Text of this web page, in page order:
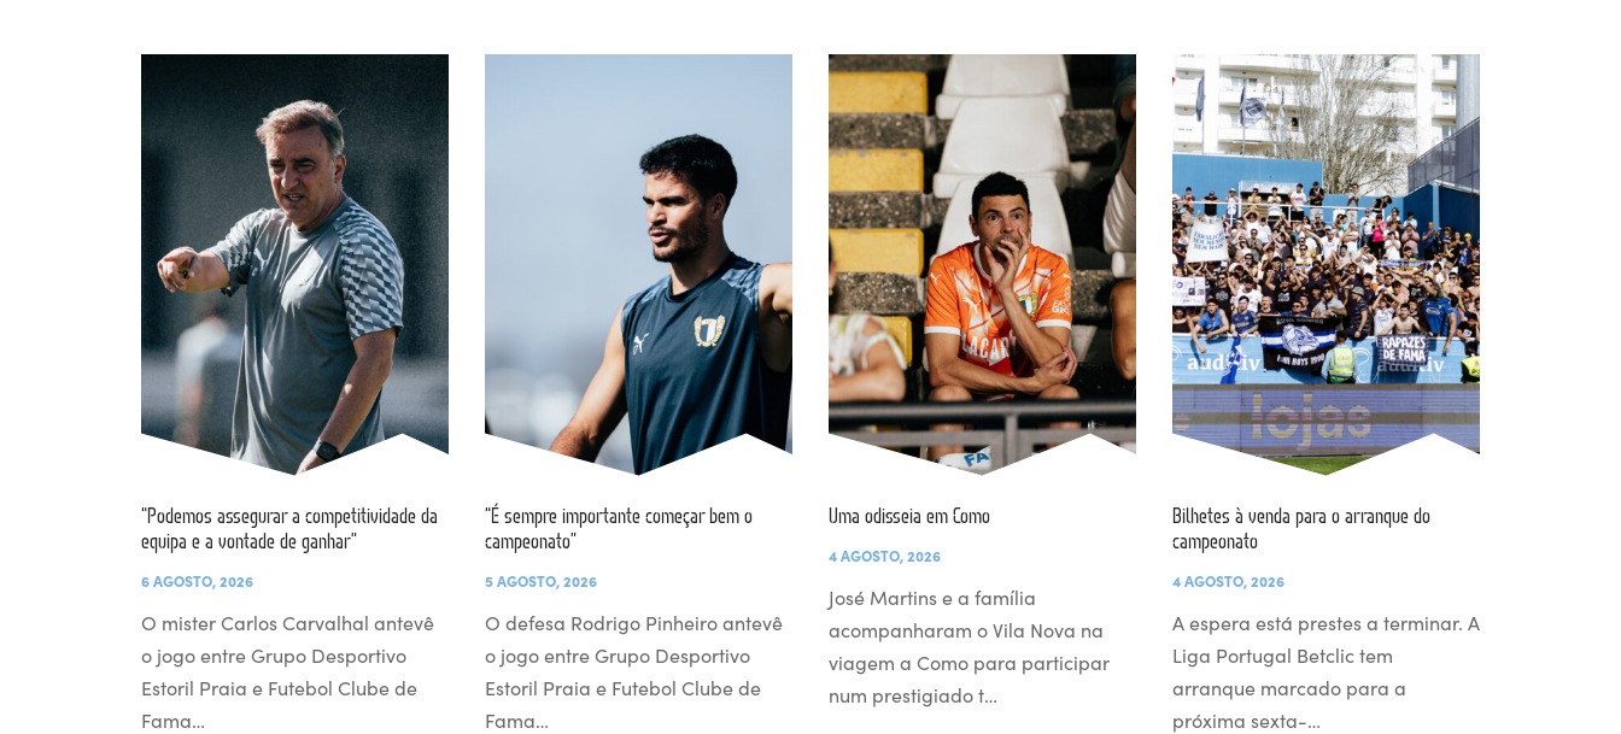
“Podemos assegurar a competitividade da
equipa e a vontade de ganhar”
6 AGOSTO, 2026
O mister Carlos Carvalhal antevê
o jogo entre Grupo Desportivo
Estoril Praia e Futebol Clube de
Fama…
“É sempre importante começar bem o
campeonato”
5 AGOSTO, 2026
O defesa Rodrigo Pinheiro antevê
o jogo entre Grupo Desportivo
Estoril Praia e Futebol Clube de
Fama…
Uma odisseia em Como
4 AGOSTO, 2026
José Martins e a família
acompanharam o Vila Nova na
viagem a Como para participar
num prestigiado t…
Bilhetes à venda para o arranque do
campeonato
4 AGOSTO, 2026
A espera está prestes a terminar. A
Liga Portugal Betclic tem
arranque marcado para a
próxima sexta-…